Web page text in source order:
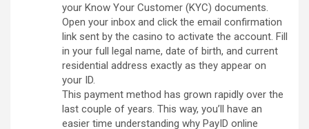
your Know Your Customer (KYC) documents.
Open your inbox and click the email confirmation
link sent by the casino to activate the account. Fill
in your full legal name, date of birth, and current
residential address exactly as they appear on
your ID.
This payment method has grown rapidly over the
last couple of years. This way, you’ll have an
easier time understanding why PayID online